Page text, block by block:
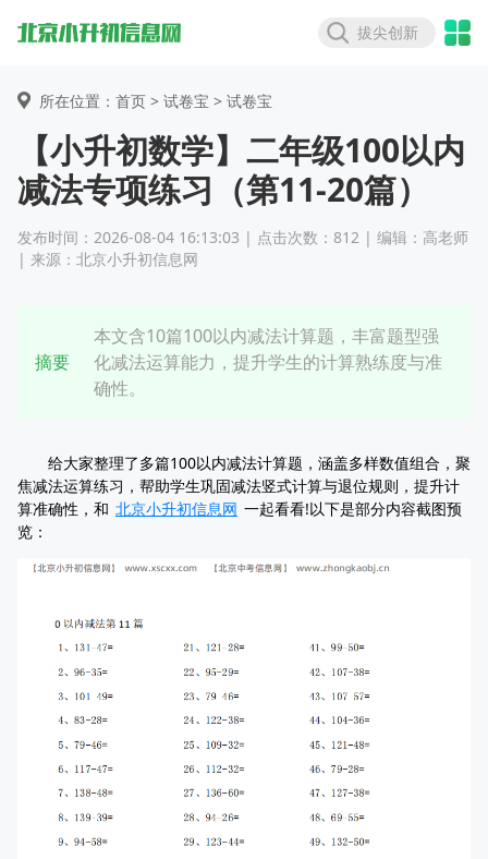
拔尖创新
所在位置：首页 > 试卷宝 > 试卷宝
【小升初数学】二年级100以内
减法专项练习（第11-20篇）
发布时间：2026-08-04 16:13:03 | 点击次数：812 | 编辑：高老师
| 来源：北京小升初信息网
摘要
本文含10篇100以内减法计算题，丰富题型强
化减法运算能力，提升学生的计算熟练度与准
确性。
给大家整理了多篇100以内减法计算题，涵盖多样数值组合，聚
焦减法运算练习，帮助学生巩固减法竖式计算与退位规则，提升计
算准确性，和 北京小升初信息网 一起看看!以下是部分内容截图预
览：